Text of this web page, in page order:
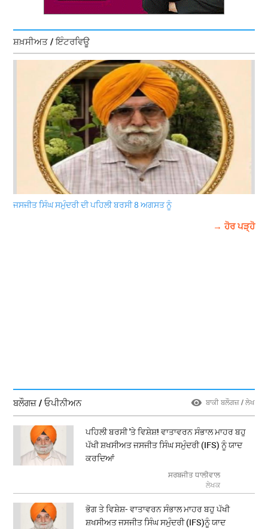
ਸ਼ਖ਼ਸੀਅਤ / ਇੰਟਰਵਿਊ
ਜਸਜੀਤ ਸਿੰਘ ਸਮੁੰਦਰੀ ਦੀ ਪਹਿਲੀ ਬਰਸੀ 8 ਅਗਸਤ ਨੂੰ
→ ਹੋਰ ਪੜ੍ਹੋ
ਬਲੌਗਜ਼ / ਓਪੀਨੀਅਨ ਬਾਕੀ ਬਲੌਗਜ਼ / ਲੇਖ
ਪਹਿਲੀ ਬਰਸੀ 'ਤੇ ਵਿਸ਼ੇਸ਼! ਵਾਤਾਵਰਨ ਸੰਭਾਲ ਮਾਹਰ ਬਹੁ
ਪੱਖੀ ਸ਼ਖਸੀਅਤ ਜਸਜੀਤ ਸਿੰਘ ਸਮੁੰਦਰੀ (IFS) ਨੂੰ ਯਾਦ
ਕਰਦਿਆਂ
ਸਰਬਜੀਤ ਧਾਲੀਵਾਲ
ਲੇਖਕ
ਭੋਗ ਤੇ ਵਿਸ਼ੇਸ਼- ਵਾਤਾਵਰਨ ਸੰਭਾਲ ਮਾਹਰ ਬਹੁ ਪੱਖੀ
ਸ਼ਖਸੀਅਤ ਜਸਜੀਤ ਸਿੰਘ ਸਮੁੰਦਰੀ (IFS)ਨੂੰ ਯਾਦ